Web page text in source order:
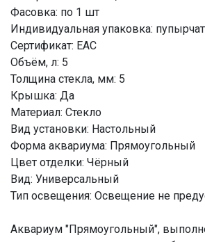
Фасовка: по 1 шт
Индивидуальная упаковка:
Сертификат: ЕАС
Объём, л: 5
Толщина стекла, мм: 5
Крышка: Да
Материал: Стекло
Вид установки: Настольный
Форма аквариума: Прямоугольный
Цвет отделки: Чёрный
Вид: Универсальный
Тип освещения: Освещение не
Аквариум "Прямоугольный",